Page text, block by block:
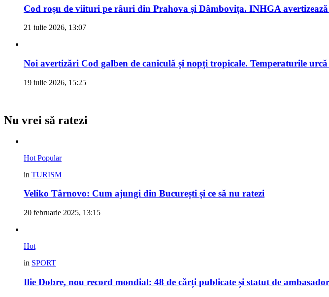
Cod roșu de viituri pe râuri din Prahova și Dâmbovița. INHGA
21 iulie 2026, 13:07
Noi avertizări Cod galben de caniculă și nopți tropicale. Temperaturile
19 iulie 2026, 15:25
Nu vrei să ratezi
Hot Popular
in TURISM
Veliko Târnovo: Cum ajungi din București și ce să nu ratezi
20 februarie 2025, 13:15
Hot
in SPORT
Ilie Dobre, nou record mondial: 48 de cărți publicate și statut de